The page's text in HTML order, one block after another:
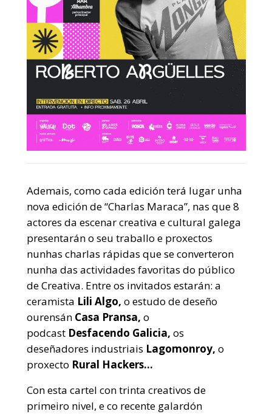
Ademais, como cada edición terá lugar unha
nova edición de “Charlas Maraca”, nas que 8
actores da escenar creativa e cultural galega
presentarán o seu traballo e proxectos
nunhas charlas rápidas que se converteron
nunha das actividades favoritas do público
de Creativa. Entre os invitados estarán: a
ceramista Lili Algo, o estudo de deseño
ourensán Casa Pransa, o
podcast Desfacendo Galicia, os
deseñadores industriais Lagomonroy, o
proxecto Rural Hackers…
Con esta cartel con trinta creativos de
primeiro nivel, e co recente galardón